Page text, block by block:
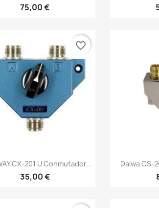
75,00 €
Vista rápida
CX-201 U Conmutador...
35,00 €
favorite_border

Daiwa CS-